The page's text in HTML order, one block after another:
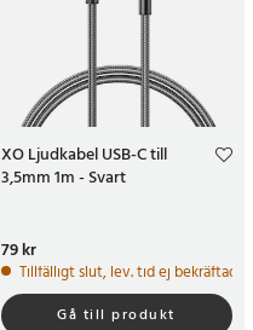
XO Ljudkabel USB-C till
3,5mm 1m - Svart
Pris:
79 kr
Tillfälligt slut, lev. tid ej bekräftad.
Gå till produkt